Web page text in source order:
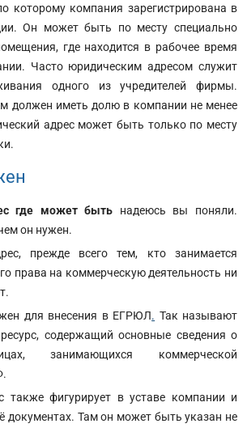
которому компания зарегистрирована в
Он может быть по месту специально
где находится в рабочее время
Часто юридическим адресом служит
одного из учредителей фирмы.
должен иметь долю в компании не менее
адрес может быть только по месту
где может быть надеюсь вы поняли.
он нужен.
прежде всего тем, кто занимается
права на коммерческую деятельность ни
для внесения в ЕГРЮЛ. Так называют
содержащий основные сведения о
занимающихся коммерческой
также фигурирует в уставе компании и
документах. Там он может быть указан не